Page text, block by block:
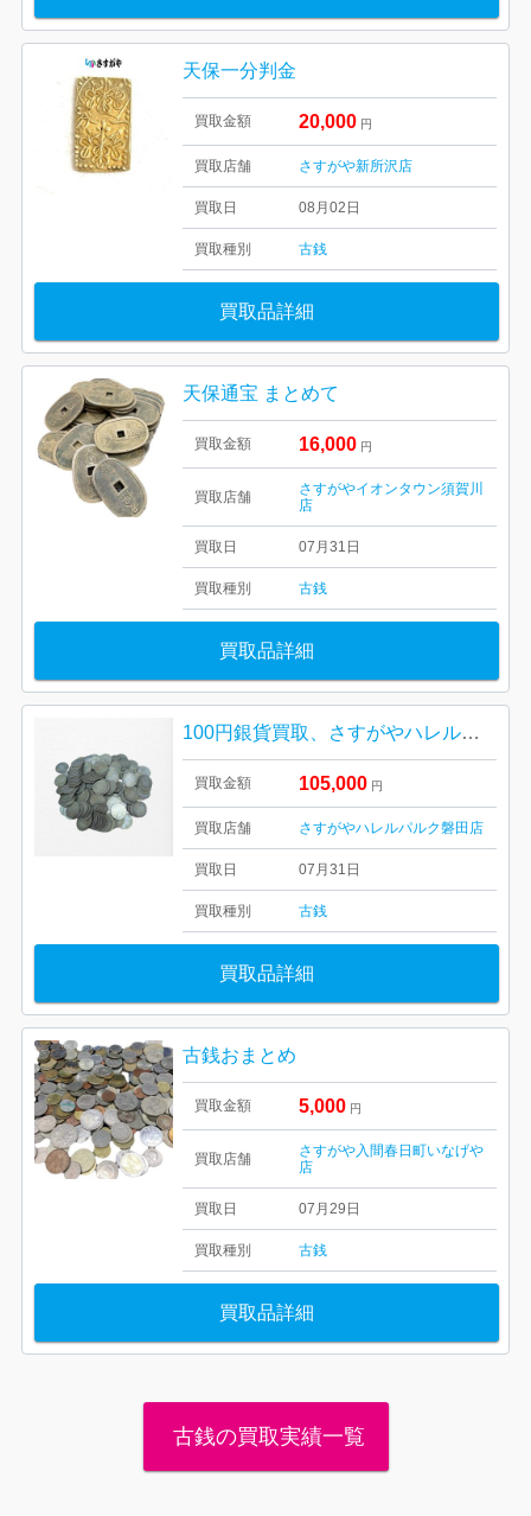
天保一分判金
買取金額 20,000 円
買取店舗 さすがや新所沢店
買取日 08月02日
買取種別 古銭
買取品詳細
天保通宝 まとめて
買取金額 16,000 円
買取店舗
さすがやイオンタウン須賀川
店
買取日 07月31日
買取種別 古銭
買取品詳細
100円銀貨買取、さすがやハレルパルク磐田店
買取金額 105,000 円
買取店舗 さすがやハレルパルク磐田店
買取日 07月31日
買取種別 古銭
買取品詳細
古銭おまとめ
買取金額 5,000 円
買取店舗
さすがや入間春日町いなげや
店
買取日 07月29日
買取種別 古銭
買取品詳細
古銭の買取実績一覧